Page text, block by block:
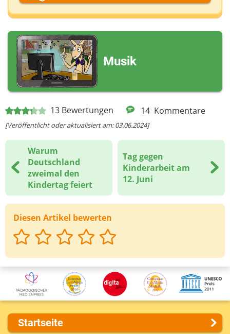
13 Bewertungen 14 Kommentare
[Veröffentlicht oder aktualisiert am: 03.06.2024]
Warum
Deutschland
zweimal den
Kindertag feiert
Tag gegen
Kinderarbeit am
12. Juni
Diesen Artikel bewerten
Deine E-Mail-Adresse (wenn du eine Antwort
möchtest)
Deine Nachricht
Musik
Startseite